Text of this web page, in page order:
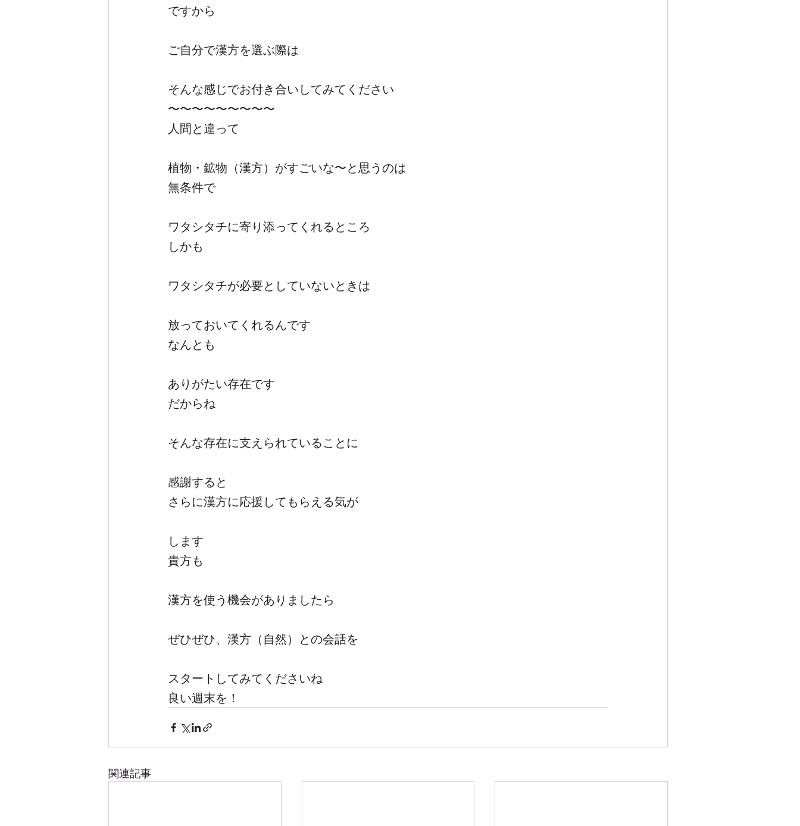
ですから
ご自分で漢方を選ぶ際は
そんな感じでお付き合いしてみてください
〜〜〜〜〜〜〜〜〜
人間と違って
植物・鉱物（漢方）がすごいな〜と思うのは
無条件で
ワタシタチに寄り添ってくれるところ
しかも
ワタシタチが必要としていないときは
放っておいてくれるんです
なんとも
ありがたい存在です
だからね
そんな存在に支えられていることに
感謝すると
さらに漢方に応援してもらえる気が
します
貴方も
漢方を使う機会がありましたら
ぜひぜひ、漢方（自然）との会話を
スタートしてみてくださいね
良い週末を！
関連記事